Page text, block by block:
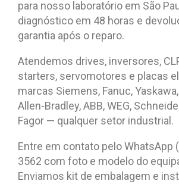
para nosso laboratório em São
diagnóstico em 48 horas e
garantia após o reparo.
Atendemos drives, inversores,
starters, servomotores e placas
marcas Siemens, Fanuc,
Allen-Bradley, ABB, WEG,
Fagor — qualquer setor industrial.
Entre em contato pelo WhatsApp
3562 com foto e modelo do
Enviamos kit de embalagem e